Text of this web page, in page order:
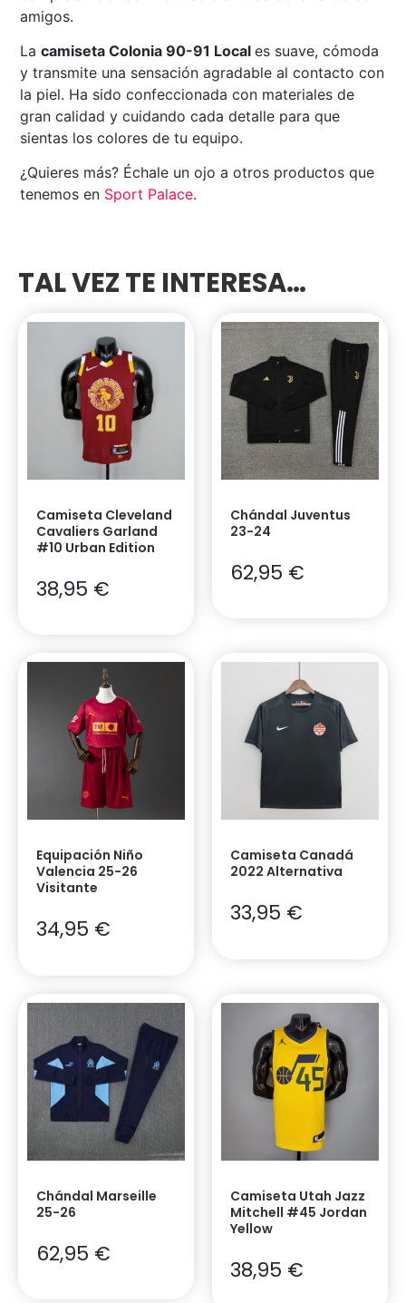
amigos.
Lacamiseta Colonia 90-91 Local es suave, cómoda
y transmite una sensación agradable al contacto con
la piel. Ha sido confeccionada con materiales de
gran calidad y cuidando cada detalle para que
sientas los colores de tu equipo.
¿Quieres más? Échale un ojo a otros productos que
tenemos en Sport Palace.
TAL VEZ TE INTERESA…
Camiseta Cleveland
Cavaliers Garland
#10 Urban Edition
38,95 €
Chándal Juventus
23-24
62,95 €
Equipación Niño
Valencia 25-26
Visitante
34,95 €
Camiseta Canadá
2022 Alternativa
33,95 €
Chándal Marseille
25-26
62,95 €
Camiseta Utah Jazz
Mitchell #45 Jordan
Yellow
38,95 €